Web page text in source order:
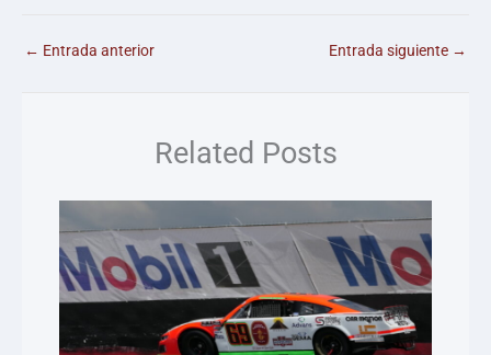
← Entrada anterior Entrada siguiente →
Related Posts